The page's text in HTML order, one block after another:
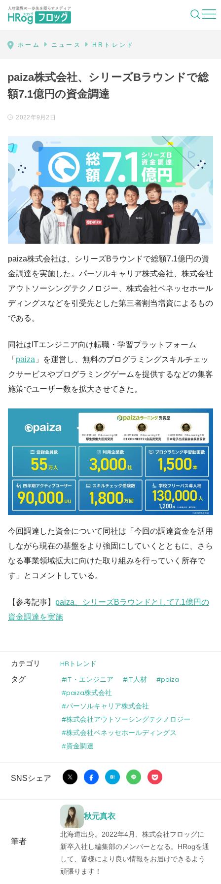
HRog | 人材業界の一歩先を照らすメディ
ホーム ニュース HRトレンド
paiza株式会社、シリーズBラウンドで総
額7.1億円の資金調達
2022年9月2日
paiza株式会社は、シリーズBラウンドで総額7.1億円の資
金調達を実施した。パーソルキャリア株式会社、株式会社
アウトソーシングテクノロジー、株式会社ベネッセホール
ディングスなどを引受先とした第三者割当増資によるもの
である。
同社はITエンジニア向け転職・学習プラットフォーム
「 paiza 」を運営し、無料のプログラミングスキルチェッ
クサービスやプログラミングゲームを提供するなどの集客
施策でユーザー数を拡大させてきた。
今回調達した資金について同社は「今回の調達資金を活用
しながら現在の基盤をより強固にしていくとともに、さら
なる事業領域拡大に向けた取り組みを行っていく所存で
す」とコメントしている。
【参考記事】 paiza、シリーズBラウンドとして7.1億円の
資金調達を実施
カテゴリ HRトレンド
タグ IT・エンジニア IT人材
paiza
paiza株式会社
パーソルキャリア株式会社
株式会社アウトソーシングテクノロジー
株式会社ベネッセホールディングス
資金調達
SNSシェア
筆者
秋元真衣
北海道出身。2022年4月、株式会社フロッグに
新卒入社し編集部のメンバーとなる。HRogを通
して、皆様により良い情報をお届けできるよう
頑張ります！